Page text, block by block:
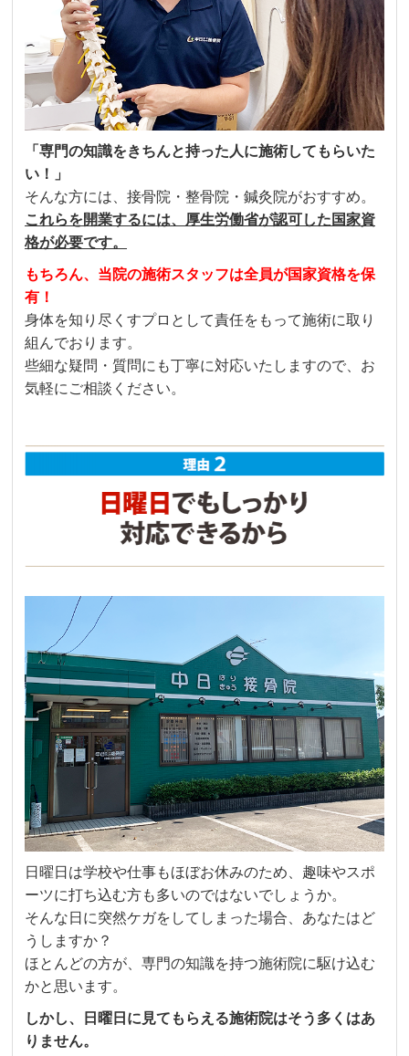
「専門の知識をきちんと持った人に施術してもらいた
い！」
そんな方には、接骨院・整骨院・鍼灸院がおすすめ。
これらを開業するには、厚生労働省が認可した国家資
格が必要です。
もちろん、当院の施術スタッフは全員が国家資格を保
有！
身体を知り尽くすプロとして責任をもって施術に取り
組んでおります。
些細な疑問・質問にも丁寧に対応いたしますので、お
気軽にご相談ください。
日曜日は学校や仕事もほぼお休みのため、趣味やスポ
ーツに打ち込む方も多いのではないでしょうか。
そんな日に突然ケガをしてしまった場合、あなたはど
うしますか？
ほとんどの方が、専門の知識を持つ施術院に駆け込む
かと思います。
しかし、日曜日に見てもらえる施術院はそう多くはあ
りません。